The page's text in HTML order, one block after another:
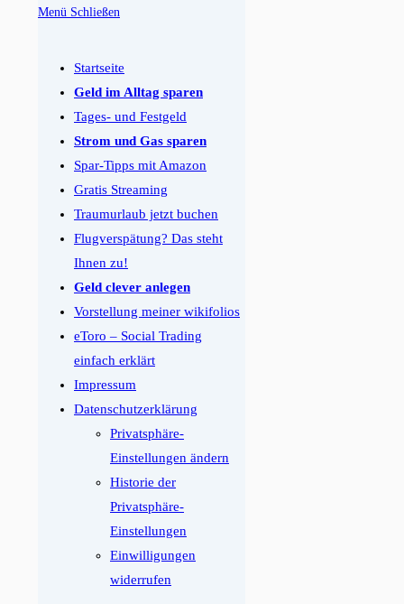
Menü Schließen
Button
einzuklappen
Startseite
Geld im Alltag sparen
Tages- und Festgeld
Strom und Gas sparen
Spar-Tipps mit Amazon
Gratis Streaming
Traumurlaub jetzt buchen
Flugverspätung? Das steht
Ihnen zu!
Geld clever anlegen
Vorstellung meiner wikifolios
eToro – Social Trading
einfach erklärt
Impressum
Datenschutzerklärung
Privatsphäre-
Einstellungen ändern
Historie der
Privatsphäre-
Einstellungen
Einwilligungen
widerrufen